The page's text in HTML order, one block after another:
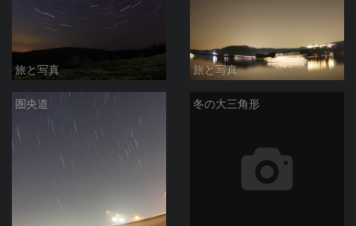
旅と写真 旅と写真
圏央道 冬の大三角形